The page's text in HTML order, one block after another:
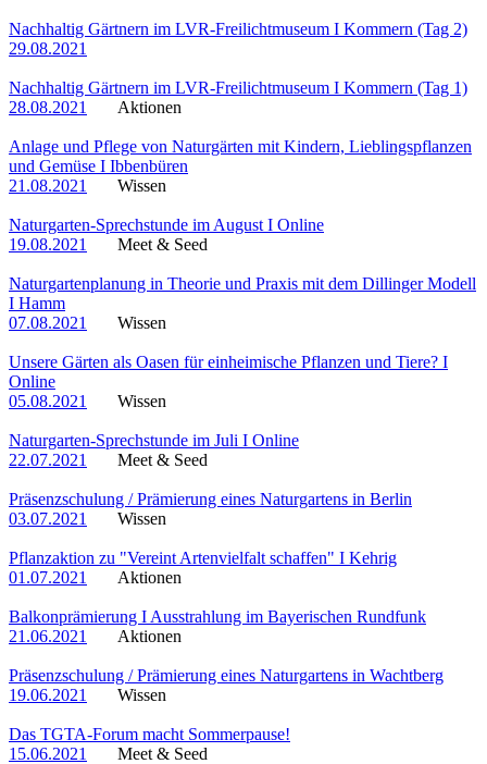
Nachhaltig Gärtnern im LVR-Freilichtmuseum I Kommern (Tag 2)
29.08.2021
Nachhaltig Gärtnern im LVR-Freilichtmuseum I Kommern (Tag 1)
28.08.2021
Aktionen
Anlage und Pflege von Naturgärten mit Kindern, Lieblingspflanzen
und Gemüse I Ibbenbüren
21.08.2021
Wissen
Naturgarten-Sprechstunde im August I Online
19.08.2021
Meet & Seed
Naturgartenplanung in Theorie und Praxis mit dem Dillinger Modell
I Hamm
07.08.2021
Wissen
Unsere Gärten als Oasen für einheimische Pflanzen und Tiere? I
Online
05.08.2021
Wissen
Naturgarten-Sprechstunde im Juli I Online
22.07.2021
Meet & Seed
Präsenzschulung / Prämierung eines Naturgartens in Berlin
03.07.2021
Wissen
Pflanzaktion zu "Vereint Artenvielfalt schaffen" I Kehrig
01.07.2021
Aktionen
Balkonprämierung I Ausstrahlung im Bayerischen Rundfunk
21.06.2021
Aktionen
Präsenzschulung / Prämierung eines Naturgartens in Wachtberg
19.06.2021
Wissen
Das TGTA-Forum macht Sommerpause!
15.06.2021
Meet & Seed